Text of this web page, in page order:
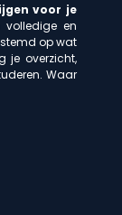
voor je
volledige en
op wat
je overzicht,
Waar